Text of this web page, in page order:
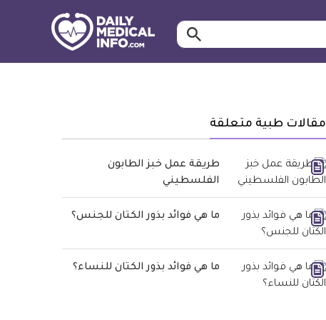
ابحث…
مقالات طبية متعلقة
طريقة عمل خبز الطابون
الفلسطيني
ما هي فوائد بذور الكتان للجنس؟
ما هي فوائد بذور الكتان للنساء؟